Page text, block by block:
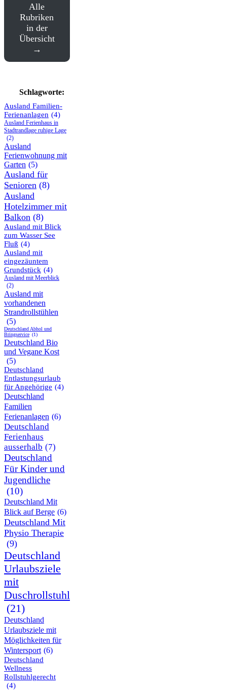
Alle
Rubriken
in der
Übersicht
Schlagworte:
Ausland Familien-
Ferienanlagen (4)
Ausland Ferienhaus in
Stadtrandlage ruhige Lage
(2)
Ausland
Ferienwohnung mit
Garten (5)
Ausland für
Senioren (8)
Ausland
Hotelzimmer mit
Balkon (8)
Ausland mit Blick
zum Wasser See
Fluß (4)
Ausland mit
eingezäuntem
Grundstück (4)
Ausland mit Meerblick
(2)
Ausland mit
vorhandenen
Strandrollstühlen
(5)
Deutschland Abhol und
Bringservice (1)
Deutschland Bio
und Vegane Kost
(5)
Deutschland
Entlastungsurlaub
für Angehörige (4)
Deutschland
Familien
Ferienanlagen (6)
Deutschland
Ferienhaus
ausserhalb (7)
Deutschland
Für Kinder und
Jugendliche
(10)
Deutschland Mit
Blick auf Berge (6)
Deutschland Mit
Physio Therapie
(9)
Deutschland
Urlaubsziele
mit
Duschrollstuhl
(21)
Deutschland
Urlaubsziele mit
Möglichkeiten für
Wintersport (6)
Deutschland
Wellness
Rollstuhlgerecht
(4)